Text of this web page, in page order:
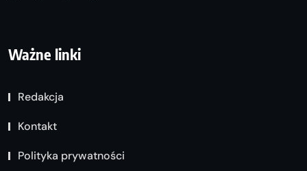
Ważne linki
Redakcja
Kontakt
Polityka prywatności